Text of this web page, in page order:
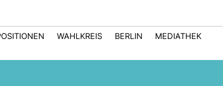
WAHLKREIS BERLIN MEDIATHEK